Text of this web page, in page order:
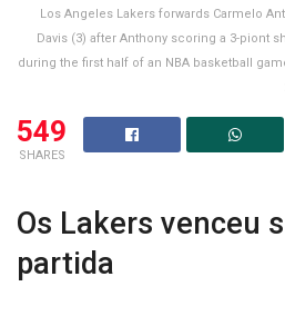
Los Angeles Lakers forwards Carmelo
Davis (3) after Anthony scoring a 3-piont
during the first half of an NBA basketball
549
SHARES
Os Lakers venceu
partida